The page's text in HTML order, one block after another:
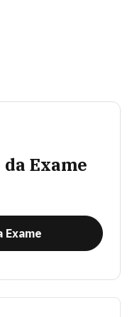
Exame
Exame